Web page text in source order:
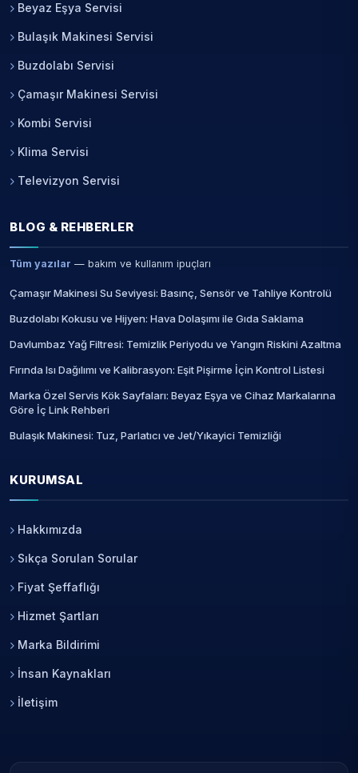
Beyaz Eşya Servisi
Bulaşık Makinesi Servisi
Buzdolabı Servisi
Çamaşır Makinesi Servisi
Kombi Servisi
Klima Servisi
Televizyon Servisi
BLOG & REHBERLER
Tüm yazılar — bakım ve kullanım ipuçları
Çamaşır Makinesi Su Seviyesi: Basınç, Sensör ve Tahliye Kontrolü
Buzdolabı Kokusu ve Hijyen: Hava Dolaşımı ile Gıda Saklama
Davlumbaz Yağ Filtresi: Temizlik Periyodu ve Yangın Riskini Azaltma
Fırında Isı Dağılımı ve Kalibrasyon: Eşit Pişirme İçin Kontrol Listesi
Marka Özel Servis Kök Sayfaları: Beyaz Eşya ve Cihaz Markalarına
Göre İç Link Rehberi
Bulaşık Makinesi: Tuz, Parlatıcı ve Jet/Yıkayici Temizliği
KURUMSAL
Hakkımızda
Sıkça Sorulan Sorular
Fiyat Şeffaflığı
Hizmet Şartları
Marka Bildirimi
İnsan Kaynakları
İletişim